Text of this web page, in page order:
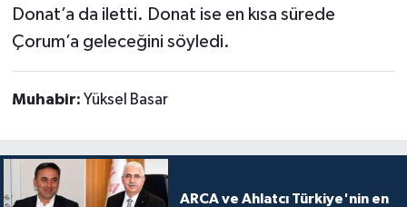
Donat’a da iletti. Donat ise en kısa sürede
Çorum’a geleceğini söyledi.
Muhabir: Yüksel Basar
ARCA ve Ahlatcı Türkiye'nin en